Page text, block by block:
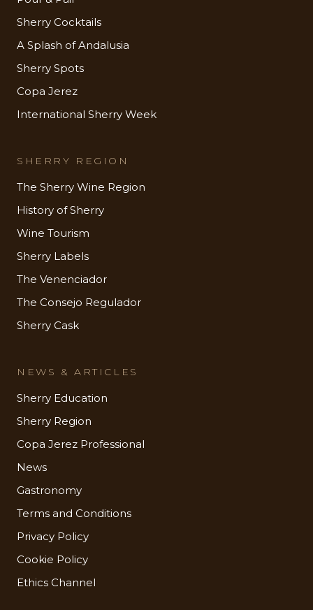
Sherry Cocktails
A Splash of Andalusia
Sherry Spots
Copa Jerez
International Sherry Week
SHERRY REGION
The Sherry Wine Region
History of Sherry
Wine Tourism
Sherry Labels
The Venenciador
The Consejo Regulador
Sherry Cask
NEWS & ARTICLES
Sherry Education
Sherry Region
Copa Jerez Professional
News
Gastronomy
Terms and Conditions
Privacy Policy
Cookie Policy
Ethics Channel